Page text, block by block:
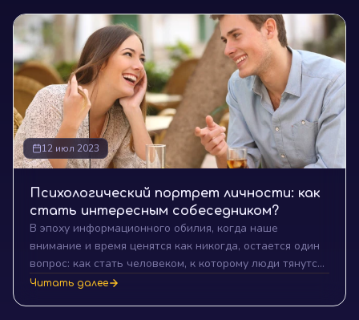
12 июл 2023
Психологический портрет личности: как
стать интересным собеседником?
В эпоху информационного обилия, когда наше
внимание и время ценятся как никогда, остается один
вопрос: как стать человеком, к которому люди тянутся,
желают слушать и общаться снова и снова? Иными
Читать далее